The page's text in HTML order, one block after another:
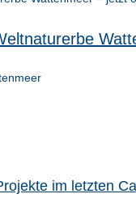
im letzten